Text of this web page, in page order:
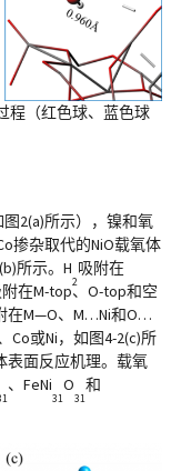
程（红色球、蓝色球
2(a)所示），镍和氧
掺杂取代的NiO载氧体
所示。H
2
吸附在
在M-top、O-top和空
在M—O、M…Ni和O…
Co或Ni，如图4-2(c)所
表面反应机理。载氧
、FeNi
31
O
31
和